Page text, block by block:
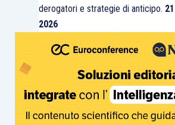
derogatori e strategie di anticipo.
2026